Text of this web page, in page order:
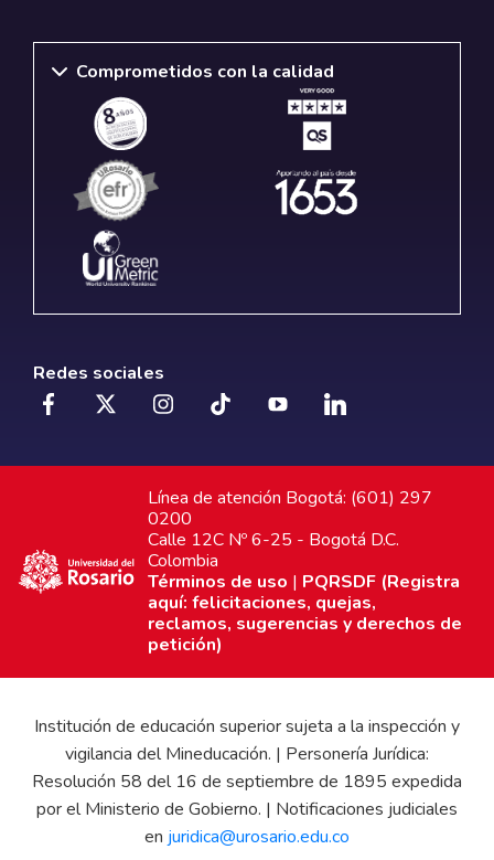
Comprometidos con la calidad
Redes sociales
Línea de atención Bogotá: (601) 297
0200
Calle 12C Nº 6-25 - Bogotá D.C.
Colombia
Términos de uso | PQRSDF (Registra
aquí: felicitaciones, quejas,
reclamos, sugerencias y derechos de
petición)
Institución de educación superior sujeta a la inspección y
vigilancia del Mineducación. | Personería Jurídica:
Resolución 58 del 16 de septiembre de 1895 expedida
por el Ministerio de Gobierno. | Notificaciones judiciales
en juridica@urosario.edu.co